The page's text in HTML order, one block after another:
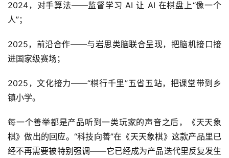
2024，对手算法——监督学习 AI 让 AI 在棋盘上“像一个
人”；
2025，前沿合作——与岩思类脑联合呈现，把脑机接口接
进国家级赛场；
2025，文化接力——“棋行千里”五省五站，把课堂带到乡
镇小学。
每一个善举都是产品听到一类玩家的声音之后，《天天象
棋》做出的回应。“科技向善”在《天天象棋》这款产品里已
经不再需要被特别强调——它已经成为产品迭代里反复发生